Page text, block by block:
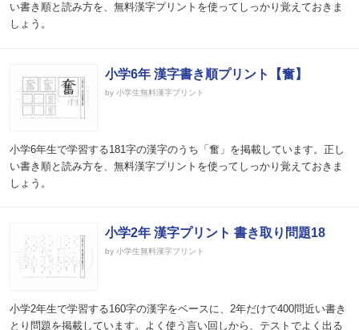
い書き順と読み方を、無料漢字プリントを使ってしっかり覚えておきま
しょう。
小学6年 漢字書き順プリント【奮】
by 小学生無料漢字プリント
小学6年生で学習する181字の漢字のうち「奮」を掲載しています。正し
い書き順と読み方を、無料漢字プリントを使ってしっかり覚えておきま
しょう。
小学2年 漢字プリント 書き取り問題18
by 小学生無料漢字プリント
小学2年生で学習する160字の漢字をベースに、2年だけで400問近い書き
とり問題を掲載しています。よく使う言い回しから、テストでよく出る